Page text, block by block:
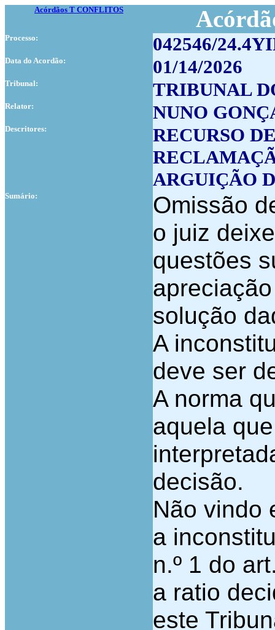
Acórdãos T CONFLITOS
Processo: 042546/
Data do Acordão: 01/14/2026
Tribunal: TRIBUNAL
Relator: NUNO
Descritores:
RECURSO
ARGUIÇÃO
Sumário:
Omissão
o juiz
questões
solução
A
deve ser
A norma
aquela
decisão.
Não vindo
a
n.º 1 do
a ratio
este